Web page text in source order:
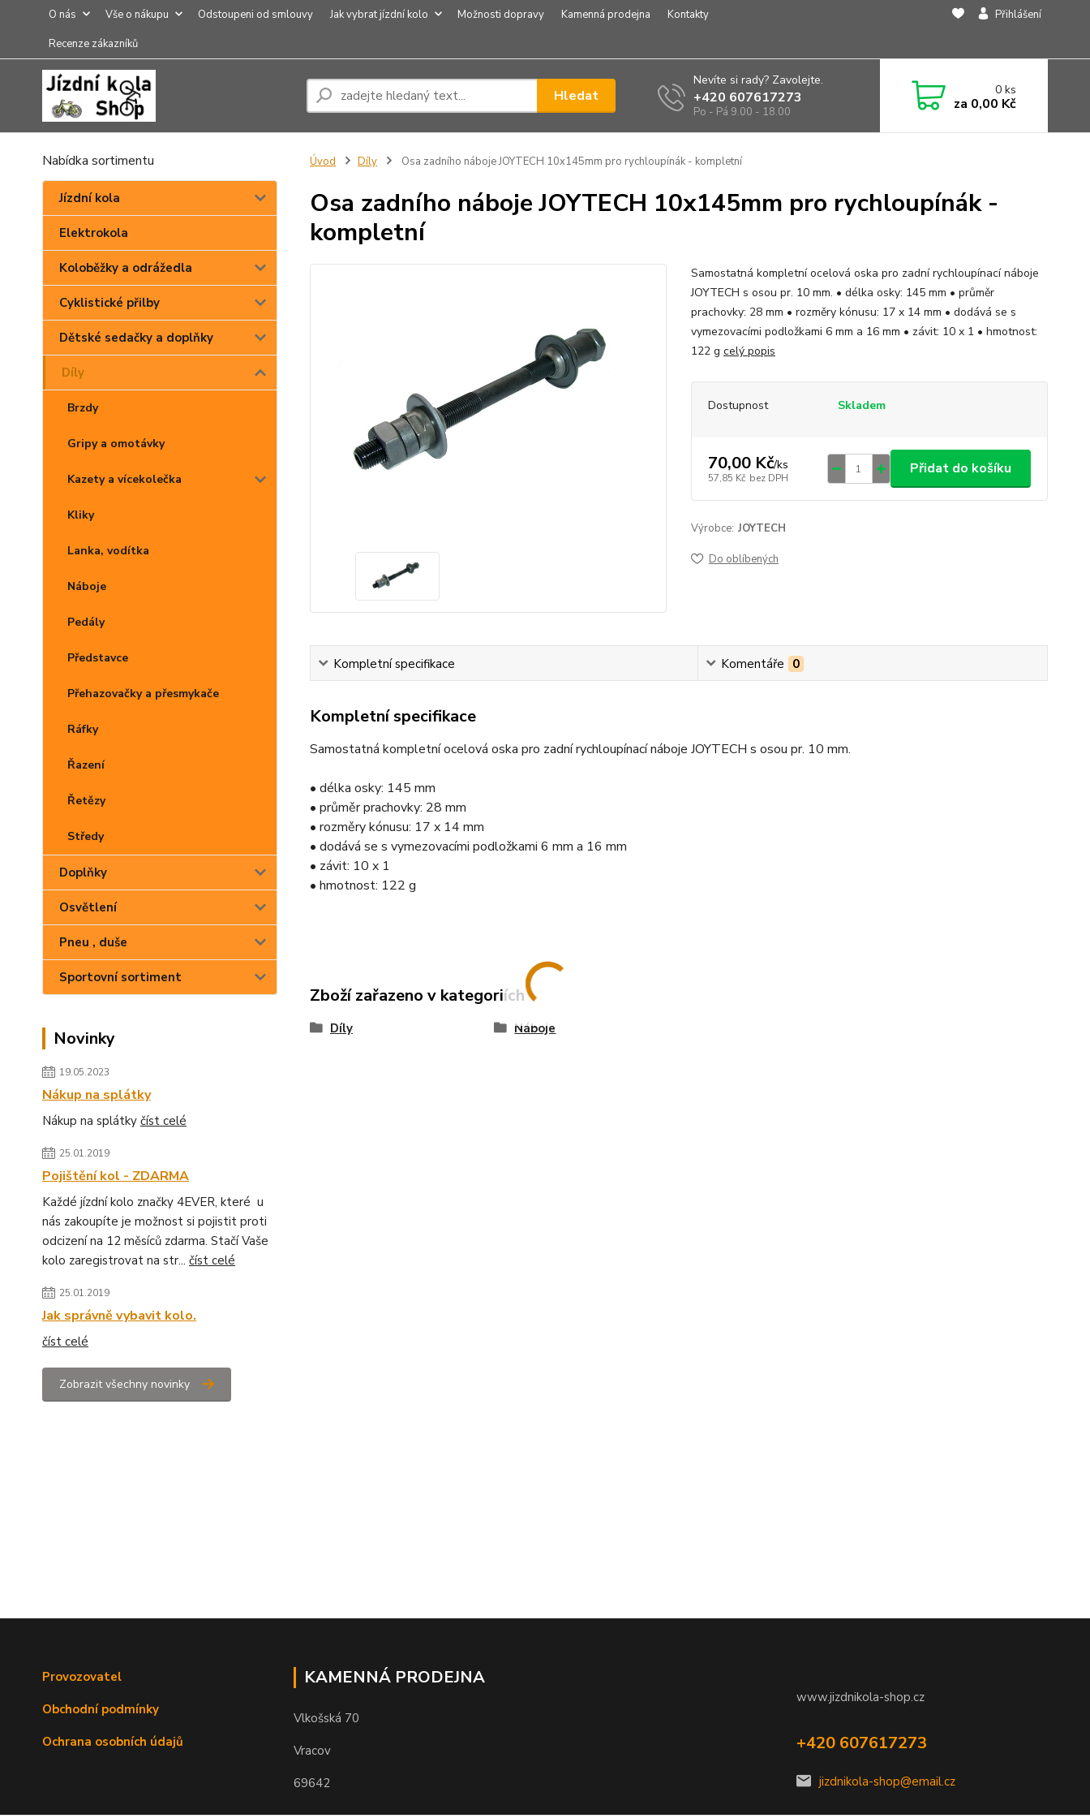
O nás Vše o nákupu Odstoupeni od smlouvy Jak vybrat jízdní kolo Možnosti dopravy Kamenná prodejna
Kontakty
Recenze zákazníků
Přihlášení
Hledat
Nevíte si rady? Zavolejte.
+420 607617273
Po - Pá 9.00 - 18.00
0ks
za 0,00 Kč
Nabídka sortimentu
Jízdní kola
Elektrokola
Koloběžky a odrážedla
Cyklistické přilby
Dětské sedačky a doplňky
Díly
Brzdy
Gripy a omotávky
Kazety a vícekolečka
Kliky
Lanka, vodítka
Náboje
Pedály
Představce
Přehazovačky a přesmykače
Ráfky
Řazení
Řetězy
Středy
Doplňky
Osvětlení
Pneu , duše
Sportovní sortiment
Novinky
19.05.2023
Nákup na splátky
Nákup na splátky číst celé
25.01.2019
Pojištění kol - ZDARMA
Každé jízdní kolo značky 4EVER, které u
nás zakoupíte je možnost si pojistit proti
odcizení na 12 měsíců zdarma. Stačí Vaše
kolo zaregistrovat na str... číst celé
25.01.2019
Jak správně vybavit kolo.
číst celé
Zobrazit všechny novinky
Úvod Díly Osa zadního náboje JOYTECH 10x145mm pro rychloupínák - kompletní
Osa zadního náboje JOYTECH 10x145mm pro rychloupínák -
kompletní
Samostatná kompletní ocelová oska pro zadní rychloupínací náboje
JOYTECH s osou pr. 10 mm. • délka osky: 145 mm • průměr
prachovky: 28 mm • rozměry kónusu: 17 x 14 mm • dodává se s
vymezovacími podložkami 6 mm a 16 mm • závit: 10 x 1 • hmotnost:
122 g celý popis
Dostupnost Skladem
70,00 Kč/ks
57,85 Kč bez DPH
Přidat do košíku
Výrobce: JOYTECH
Do oblíbených
Kompletní specifikace Komentáře 0
Kompletní specifikace
Samostatná kompletní ocelová oska pro zadní rychloupínací náboje JOYTECH s osou pr. 10 mm.
• délka osky: 145 mm
• průměr prachovky: 28 mm
• rozměry kónusu: 17 x 14 mm
• dodává se s vymezovacími podložkami 6 mm a 16 mm
• závit: 10 x 1
• hmotnost: 122 g
Zboží zařazeno v kategoriích
Díly Náboje
Provozovatel
Obchodní podmínky
Ochrana osobních údajů
KAMENNÁ PRODEJNA
Vlkošská 70
Vracov
69642
www.jizdnikola-shop.cz
+420 607617273
jizdnikola-shop@email.cz